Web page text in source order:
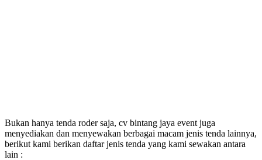
Bukan hanya tenda roder saja, cv bintang jaya event juga
menyediakan dan menyewakan berbagai macam jenis tenda lainnya,
berikut kami berikan daftar jenis tenda yang kami sewakan antara
lain :